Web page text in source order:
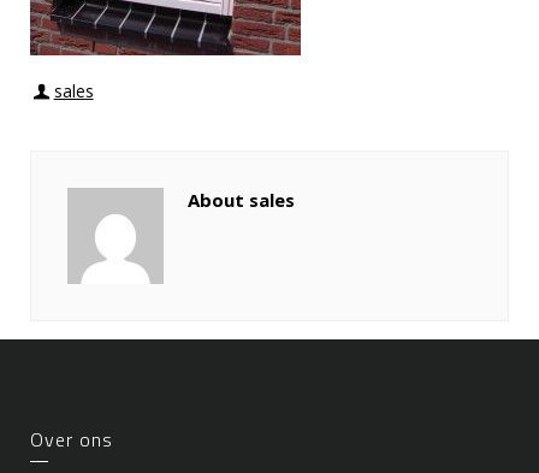
sales
About sales
Over ons